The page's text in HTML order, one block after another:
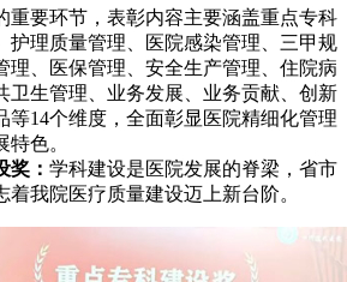
要环节，表彰内容主要涵盖重点专科
护理质量管理、医院感染管理、三甲规
理、医保管理、安全生产管理、住院病
卫生管理、业务发展、业务贡献、创新
等14个维度，全面彰显医院精细化管理
色。
奖： 学科建设是医院发展的脊梁，省市
我院医疗质量建设迈上新台阶。